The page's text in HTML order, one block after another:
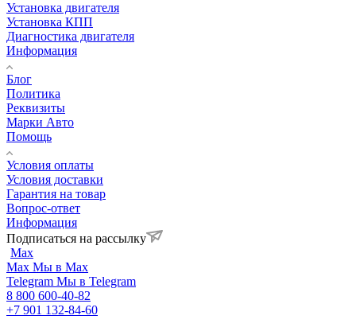
Установка двигателя
Установка КПП
Диагностика двигателя
Информация
Блог
Политика
Реквизиты
Марки Авто
Помощь
Условия оплаты
Условия доставки
Гарантия на товар
Вопрос-ответ
Информация
Подписаться на рассылку
Max
Max Мы в Max
Telegram Мы в Telegram
8 800 600-40-82
+7 901 132-84-60